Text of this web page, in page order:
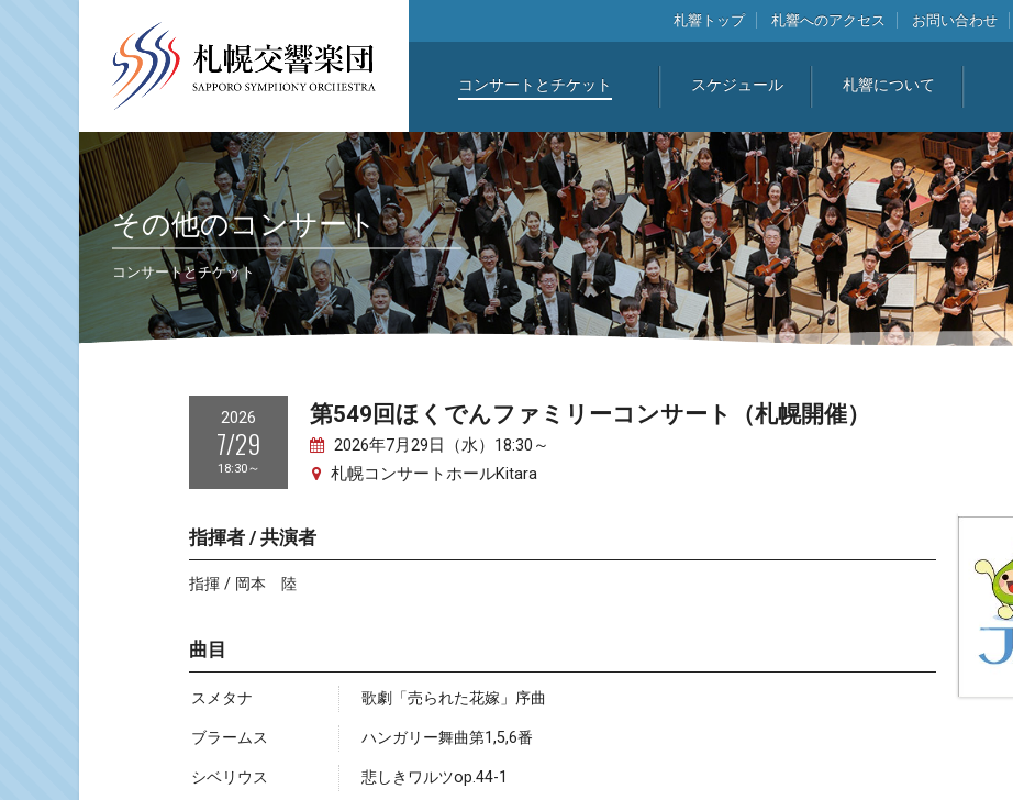
札響トップ 札響へのアクセス お問い合わせ
コンサートとチケット スケジュール 札響について
その他のコンサート
コンサートとチケット
2026
7/29
18:30～
第549回ほくでんファミリーコンサート（札幌開催）
2026年7月29日（水）18:30～
札幌コンサートホールKitara
指揮者 / 共演者
指揮 / 岡本 陸
曲目
スメタナ 歌劇「売られた花嫁」序曲
ブラームス ハンガリー舞曲第1,5,6番
シベリウス 悲しきワルツop.44-1